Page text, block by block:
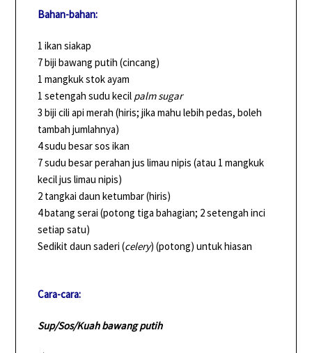
Bahan-bahan:
1 ikan siakap
7 biji bawang putih (cincang)
1 mangkuk stok ayam
1 setengah sudu kecil palm sugar
3 biji cili api merah (hiris; jika mahu lebih pedas, boleh
tambah jumlahnya)
4 sudu besar sos ikan
7 sudu besar perahan jus limau nipis (atau 1 mangkuk
kecil jus limau nipis)
2 tangkai daun ketumbar (hiris)
4 batang serai (potong tiga bahagian; 2 setengah inci
setiap satu)
Sedikit daun saderi (celery) (potong) untuk hiasan
Cara-cara:
Sup/Sos/Kuah bawang putih